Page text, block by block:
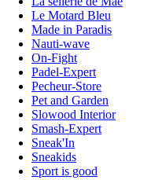
Le Motard Bleu
Made in Paradis
Nauti-wave
On-Fight
Padel-Expert
Pecheur-Store
Pet and Garden
Slowood Interior
Smash-Expert
Sneak'In
Sneakids
Sport is good